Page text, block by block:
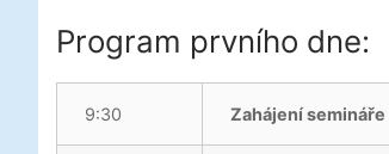
Program prvního dne:
9:30 Zahájení semináře